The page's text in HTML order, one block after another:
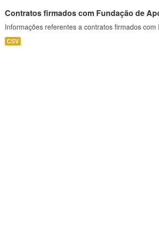
Contratos firmados com Fundação de
Informações referentes a contratos firmados com
CSV